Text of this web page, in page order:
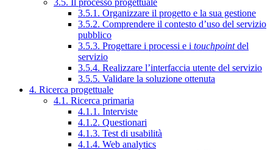
3.5. Il processo progettuale
3.5.1. Organizzare il progetto e la sua gestione
3.5.2. Comprendere il contesto d’uso del servizio
pubblico
3.5.3. Progettare i processi e i touchpointdel
servizio
3.5.4. Realizzare l’interfaccia utente del servizio
3.5.5. Validare la soluzione ottenuta
4. Ricerca progettuale
4.1. Ricerca primaria
4.1.1. Interviste
4.1.2. Questionari
4.1.3. Test di usabilità
4.1.4. Web analytics